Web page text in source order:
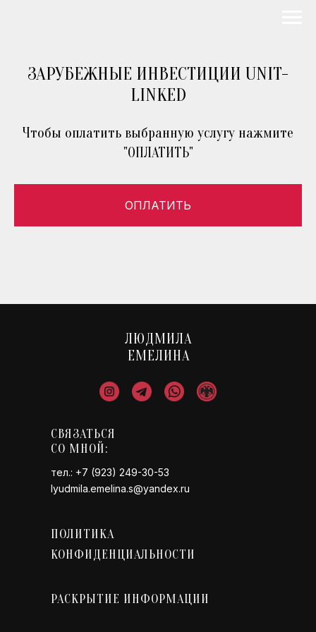
ЗАРУБЕЖНЫЕ ИНВЕСТИЦИИ UNIT-
LINKED
Чтобы оплатить выбранную услугу нажмите
"ОПЛАТИТЬ"
ОПЛАТИТЬ
ЛЮДМИЛА
ЕМЕЛИНА
lyudmila.emelina.s@yandex.ru
СВЯЗАТЬСЯ
СО МНОЙ:
тел.: +7 (923) 249-30-53
ПОЛИТИКА
КОНФИДЕНЦИАЛЬНОСТИ
РАСКРЫТИЕ ИНФОРМАЦИИ